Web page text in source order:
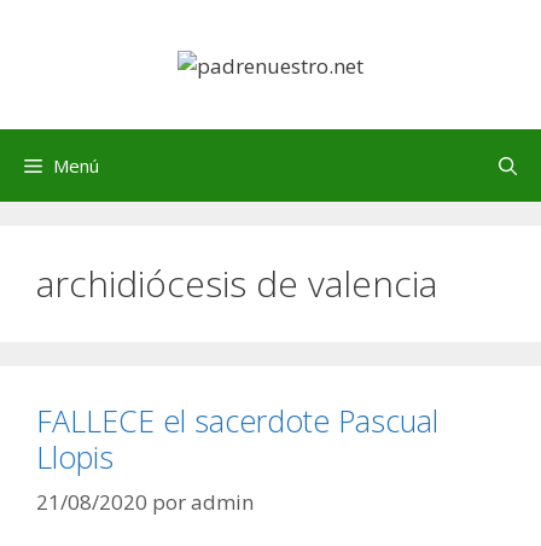
Menú
archidiócesis de valencia
FALLECE el sacerdote Pascual
Llopis
21/08/2020 poradmin